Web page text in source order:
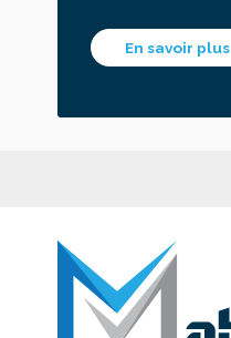
En savoir plus